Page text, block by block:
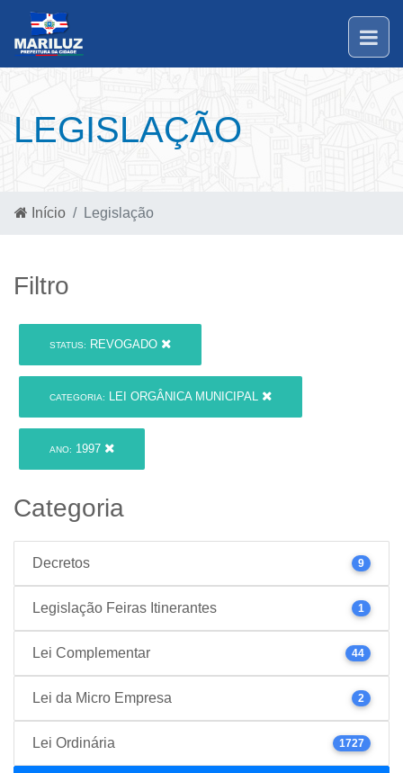
LEGISLAÇÃO
Início Legislação
Filtro
STATUS: REVOGADO
CATEGORIA: LEI ORGÂNICA MUNICIPAL
ANO: 1997
Categoria
Decretos 9
Legislação Feiras Itinerantes 1
Lei Complementar 44
Lei da Micro Empresa 2
Lei Ordinária 1727